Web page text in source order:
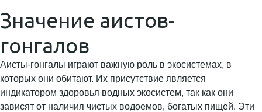
Значение аистов-
гонгалов
Аисты-гонгалы играют важную роль в экосистемах, в
которых они обитают. Их присутствие является
индикатором здоровья водных экосистем, так как они
зависят от наличия чистых водоемов, богатых пищей. Эти